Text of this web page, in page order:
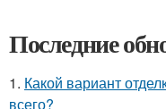
Последние
1. Какой вариант
всего?